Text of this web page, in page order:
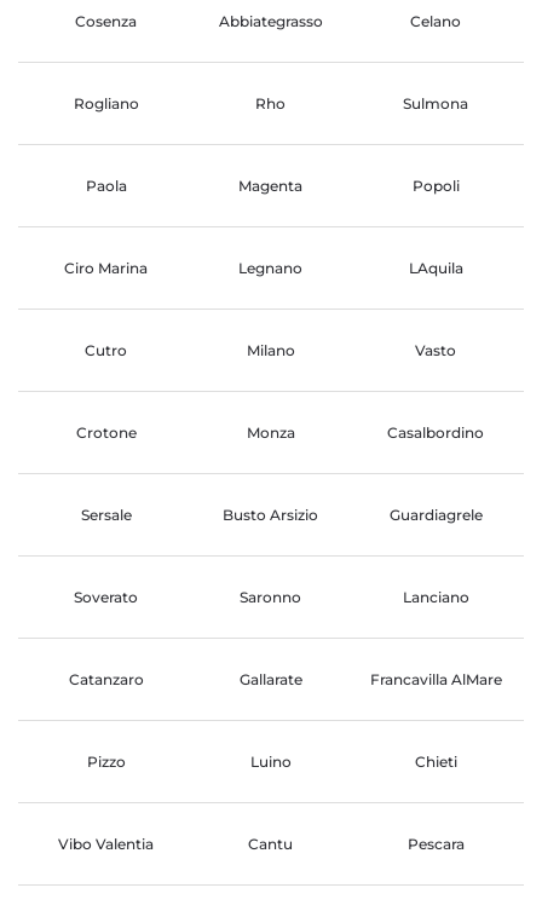
Cosenza Abbiategrasso Celano
Rogliano Rho Sulmona
Paola Magenta Popoli
Ciro Marina Legnano LAquila
Cutro Milano Vasto
Crotone Monza Casalbordino
Sersale Busto Arsizio Guardiagrele
Soverato Saronno Lanciano
Catanzaro Gallarate Francavilla AlMare
Pizzo Luino Chieti
Vibo Valentia Cantu Pescara